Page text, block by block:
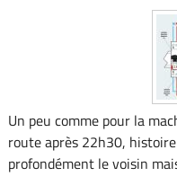
Un peu comme pour la
route après 22h30,
profondément le voisin